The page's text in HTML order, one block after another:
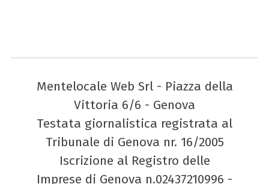
Mentelocale Web Srl - Piazza della
Vittoria 6/6 - Genova
Testata giornalistica registrata al
Tribunale di Genova nr. 16/2005
Iscrizione al Registro delle
Imprese di Genova n.02437210996 -